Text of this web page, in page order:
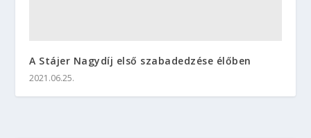
A Stájer Nagydíj első szabadedzése élőben
2021.06.25.